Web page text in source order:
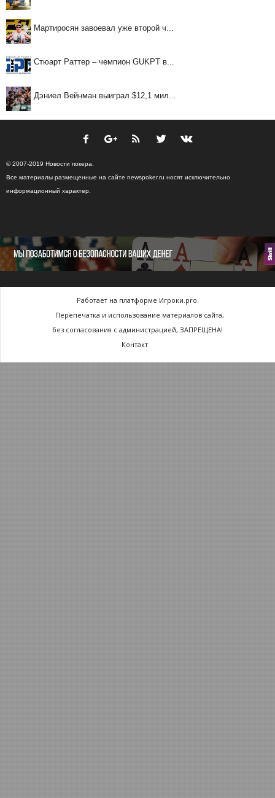
Мартиросян завоевал уже второй ч...
Стюарт Раттер – чемпион GUKPT в...
Дэниел Вейнман выиграл $12,1 мил...
© 2007-2019 Новости покера.
Все материалы размещенные на сайте newspoker.ru носят исключительно
информационный характер.
Работает на платформе Игроки.pro.
Перепечатка и использование материалов сайта,
без согласования с администрацией, ЗАПРЕЩЕНА!
Контакт